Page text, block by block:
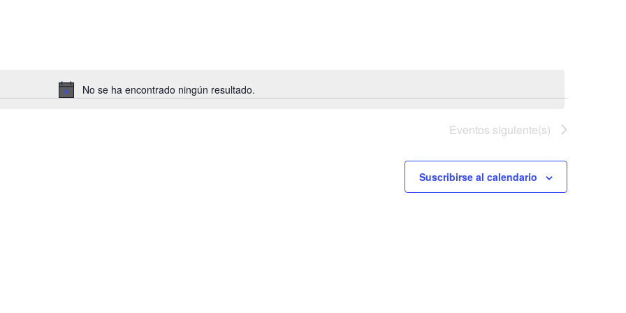
Aviso
No se ha encontrado ningún resultado.
Eventos siguiente(s)
Suscribirse al calendario